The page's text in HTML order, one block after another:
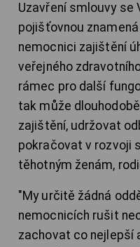
Uzavření smlouvy se
pojišťovnou
nemocnici zajištění
veřejného
rámec pro další
tak může
zajištění, udržovat
pokračovat v rozvoji
těhotným ženám,
"My určitě žádná
nemocnicích rušit
zachovat co nejlepší